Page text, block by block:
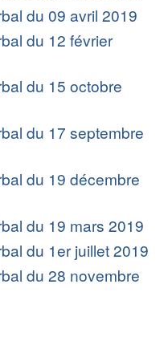
du 09 avril 2019
du 12 février
du 15 octobre
du 17 septembre
du 19 décembre
du 19 mars 2019
du 1er juillet 2019
du 28 novembre